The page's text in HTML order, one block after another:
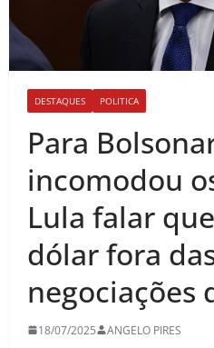
DESTAQUES POLITICA
Para
incomodou
Lula falar
dólar fora
negociações
18/07/2025 ANGELO PIRES